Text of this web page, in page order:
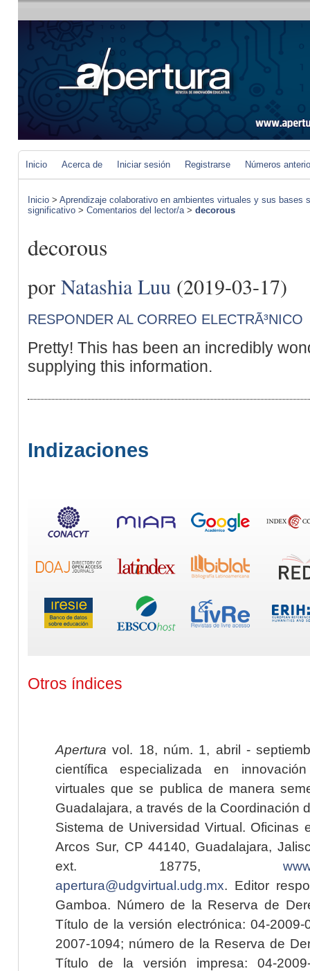
Inicio Acerca de Iniciar sesión Registrarse Números
Inicio > Aprendizaje colaborativo en ambientes virtuales y sus
significativo > Comentarios del lector/a> decorous
decorous
por Natashia Luu (2019-03-17)
RESPONDER AL CORREO ELECTRÃ³NICO
Pretty! This has been an incredibly
supplying this information.
Indizaciones
Otros índices
Apertura vol. 18, núm. 1, abril -
científica especializada en
virtuales que se publica de manera
Guadalajara, a través de la Coordinación
Sistema de Universidad Virtual. Oficinas
Arcos Sur, CP 44140, Guadalajara,
ext. 18775,
apertura@udgvirtual.udg.mx. Editor
Gamboa. Número de la Reserva de
Título de la versión electrónica: 04-2009-
2007-1094; número de la Reserva de
Título de la versión impresa: 04-2009-